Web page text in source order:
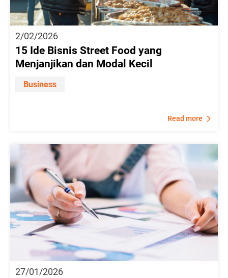
2/02/2026
15 Ide Bisnis Street Food yang
Menjanjikan dan Modal Kecil
Business
Read more
27/01/2026